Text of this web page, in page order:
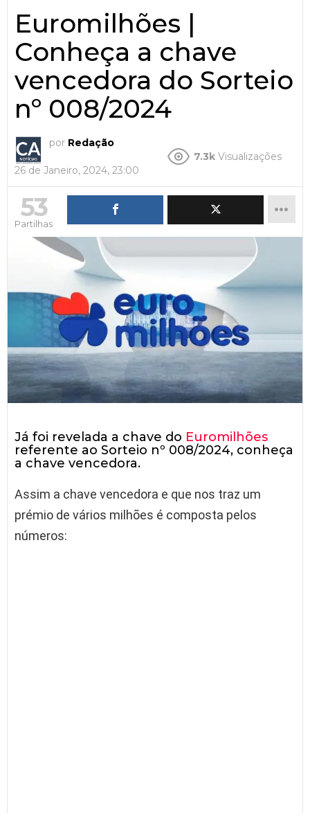
Euromilhões |
Conheça a chave
vencedora do Sorteio
nº 008/2024
por Redação
26 de Janeiro, 2024, 23:00
7.3k Visualizações
53
Partilhas
Já foi revelada a chave do Euromilhões
referente ao Sorteio nº 008/2024, conheça
a chave vencedora.
Assim a chave vencedora e que nos traz um
prémio de vários milhões é composta pelos
números: